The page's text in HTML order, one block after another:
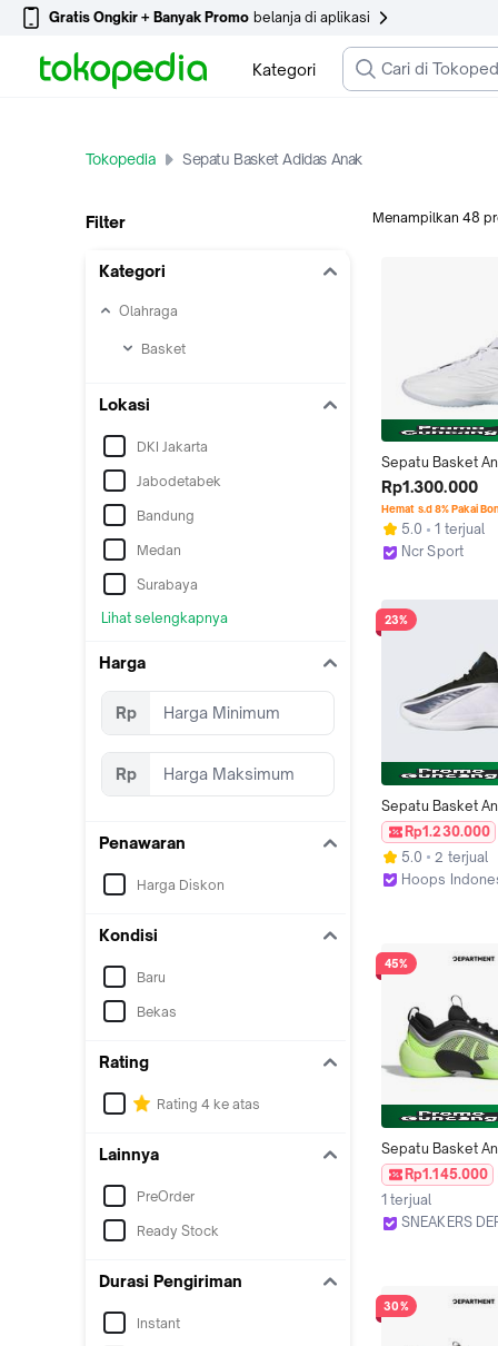
Gratis Ongkir + Banyak Promo belanja di aplikasi
Kategori
Tokopedia Sepatu Basket Adidas Anak
Filter
Kategori
Olahraga
Basket
Lokasi
DKI Jakarta
Jabodetabek
Bandung
Medan
Surabaya
Lihat selengkapnya
Harga
Rp
Rp
Penawaran
Harga Diskon
Kondisi
Baru
Bekas
Rating
Rating 4 ke atas
Lainnya
PreOrder
Ready Stock
Durasi Pengiriman
Instant
Menampilkan 48
Sepatu Basket
Believe That 1 J
Original Kj3333
Rp1.300.000
Hemat s.d 8% Pakai
5.0
1 terjual
Ncr Sport
23%
Sepatu Basket
Anthony Edwars
Alphadawg -
Rp1.230.000
5.0
2 terjual
Hoops
45%
Sepatu Basket
ADIDAS D.O.N.
JQ7376 ORIGINAL
Rp1.145.000
1 terjual
SNEAKERS
30%